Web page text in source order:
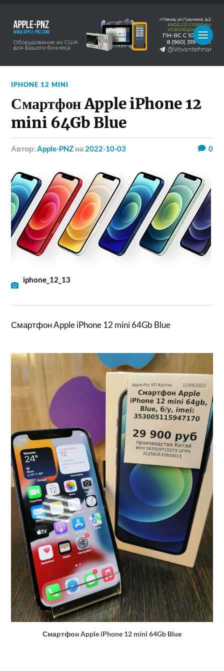
IPHONE 12 MINI
Смартфон Apple iPhone 12
mini 64Gb Blue
Автор:Apple-PNZ на 2022-10-03 0
iphone_12_13
Смартфон Apple iPhone 12 mini 64Gb Blue
Смартфон Apple iPhone 12 mini 64Gb Blue